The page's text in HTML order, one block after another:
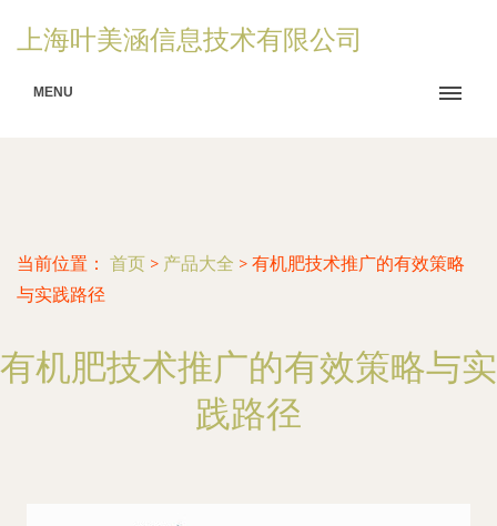
上海叶美涵信息技术有限公司
MENU
当前位置： 首页 > 产品大全 > 有机肥技术推广的有效策略
与实践路径
有机肥技术推广的有效策略与实
践路径